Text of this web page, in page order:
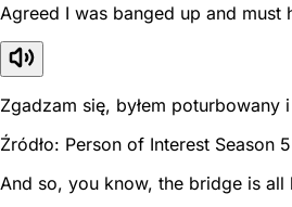
Agreed I was banged up and must
Zgadzam się, byłem poturbowany
Źródło: Person of Interest Season 5
And so, you know, the bridge is